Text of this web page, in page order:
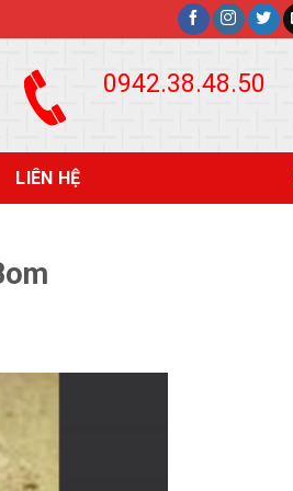
0942.38.48.50
LIÊN HỆ